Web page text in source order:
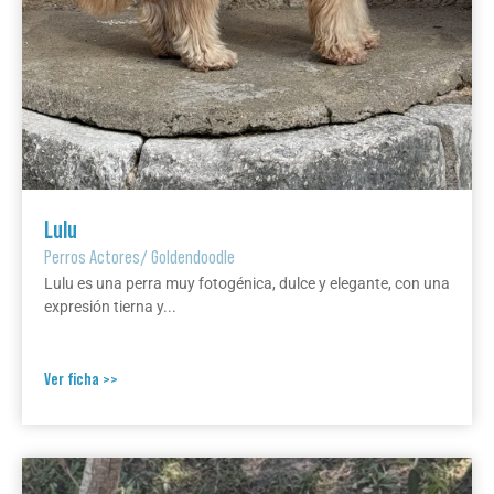
Lulu
Perros Actores/Goldendoodle
Lulu es una perra muy fotogénica, dulce y elegante, con una
expresión tierna y...
Ver ficha >>